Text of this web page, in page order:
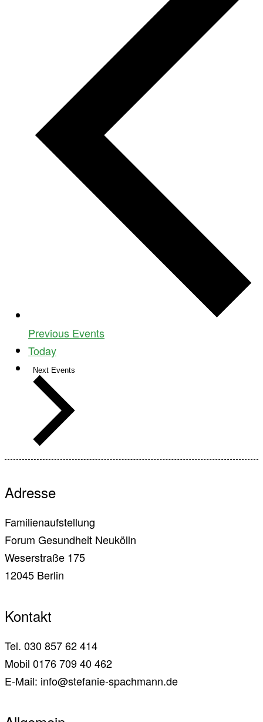
Previous Events
Today
Next Events
Adresse
Familienaufstellung
Forum Gesundheit Neukölln
Weserstraße 175
12045 Berlin
Kontakt
Tel. 030 857 62 414
Mobil 0176 709 40 462
E-Mail: info@stefanie-spachmann.de